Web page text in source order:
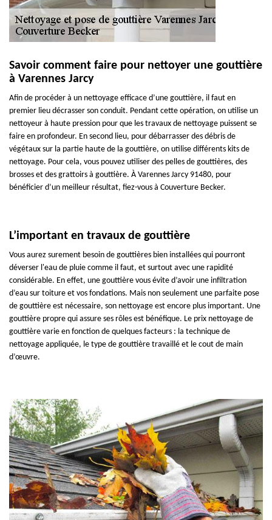
Savoir comment faire pour nettoyer une gouttière
à Varennes Jarcy
Afin de procéder à un nettoyage efficace d’une gouttière, il faut en
premier lieu décrasser son conduit. Pendant cette opération, on utilise un
nettoyeur à haute pression pour que les travaux de nettoyage puissent se
faire en profondeur. En second lieu, pour débarrasser des débris de
végétaux sur la partie haute de la gouttière, on utilise différents kits de
nettoyage. Pour cela, vous pouvez utiliser des pelles de gouttières, des
brosses et des grattoirs à gouttière. À Varennes Jarcy 91480, pour
bénéficier d’un meilleur résultat, fiez-vous à Couverture Becker.
L’important en travaux de gouttière
Vous aurez surement besoin de gouttières bien installées qui pourront
déverser l'eau de pluie comme il faut, et surtout avec une rapidité
considérable. En effet, une gouttière vous évite d’avoir une infiltration
d’eau sur toiture et vos fondations. Mais non seulement une parfaite pose
de gouttière est nécessaire, son nettoyage est encore plus important. Une
gouttière propre qui assure ses rôles est bénéfique. Le prix nettoyage de
gouttière varie en fonction de quelques facteurs : la technique de
nettoyage appliquée, le type de gouttière travaillé et le cout de main
d’œuvre.